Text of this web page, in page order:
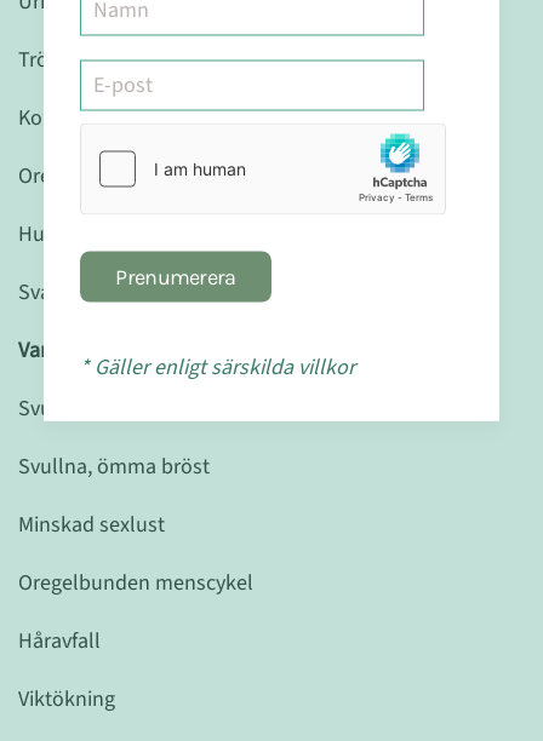
Trötthet
Koncentrationssvårigheter
Oregelbunden/utebliven menstruation
Humörsvängningar/depression
Svagare benstomme
Vanliga symtom på högt östrogen:
Svullnad
Svullna, ömma bröst
Minskad sexlust
Oregelbunden menscykel
Håravfall
Viktökning
Prenumerera
* Gäller enligt särskilda villkor